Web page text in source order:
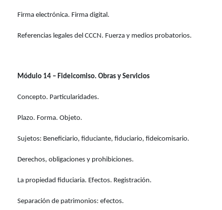
Firma electrónica. Firma digital.
Referencias legales del CCCN. Fuerza y medios probatorios.
Módulo 14 – Fideicomiso. Obras y Servicios
Concepto. Particularidades.
Plazo. Forma. Objeto.
Sujetos: Beneficiario, fiduciante, fiduciario, fideicomisario.
Derechos, obligaciones y prohibiciones.
La propiedad fiduciaria. Efectos. Registración.
Separación de patrimonios: efectos.